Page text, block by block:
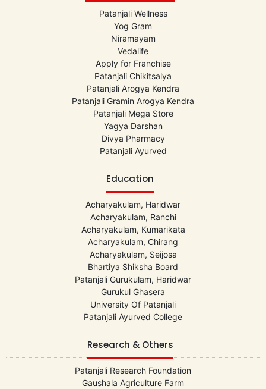
Patanjali Wellness
Yog Gram
Niramayam
Vedalife
Apply for Franchise
Patanjali Chikitsalya
Patanjali Arogya Kendra
Patanjali Gramin Arogya Kendra
Patanjali Mega Store
Yagya Darshan
Divya Pharmacy
Patanjali Ayurved
Education
Acharyakulam, Haridwar
Acharyakulam, Ranchi
Acharyakulam, Kumarikata
Acharyakulam, Chirang
Acharyakulam, Seijosa
Bhartiya Shiksha Board
Patanjali Gurukulam, Haridwar
Gurukul Ghasera
University Of Patanjali
Patanjali Ayurved College
Research & Others
Patanjali Research Foundation
Gaushala Agriculture Farm